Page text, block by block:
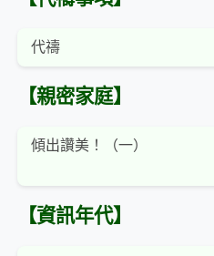
代禱
【親密家庭】
傾出讚美！（一）
【資訊年代】